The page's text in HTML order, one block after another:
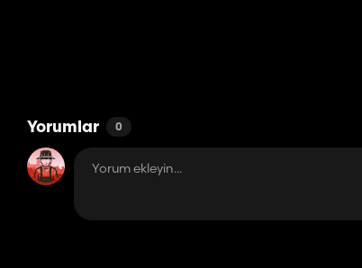
Yorumlar 0